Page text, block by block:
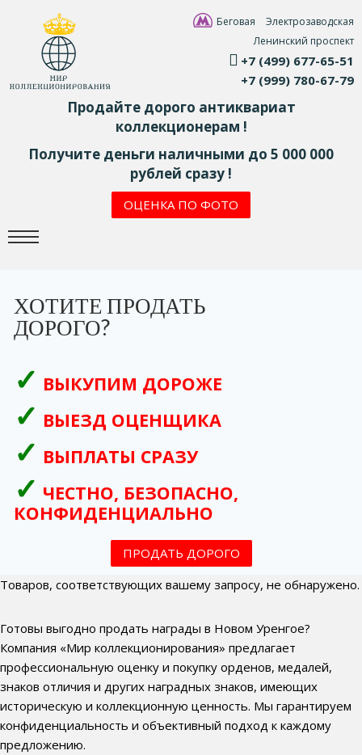
Беговая
Электрозаводская
Ленинский проспект
+7 (499) 677-65-51
+7 (999) 780-67-79
Продайте дорого антиквариат
коллекционерам !
Получите деньги наличными до 5 000 000
рублей сразу !
ОЦЕНКА ПО ФОТО
ХОТИТЕ ПРОДАТЬ
ДОРОГО?
ВЫКУПИМ ДОРОЖЕ
ВЫЕЗД ОЦЕНЩИКА
ВЫПЛАТЫ СРАЗУ
ЧЕСТНО, БЕЗОПАСНО,
КОНФИДЕНЦИАЛЬНО
ПРОДАТЬ ДОРОГО
Товаров, соответствующих вашему запросу, не обнаружено.
Готовы выгодно продать награды в Новом Уренгое?
Компания «Мир коллекционирования» предлагает
профессиональную оценку и покупку орденов, медалей,
знаков отличия и других наградных знаков, имеющих
историческую и коллекционную ценность. Мы гарантируем
конфиденциальность и объективный подход к каждому
предложению.